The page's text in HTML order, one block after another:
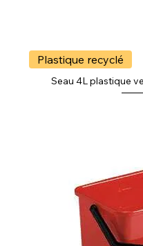
Plastique recyclé
Seau 4L plastique